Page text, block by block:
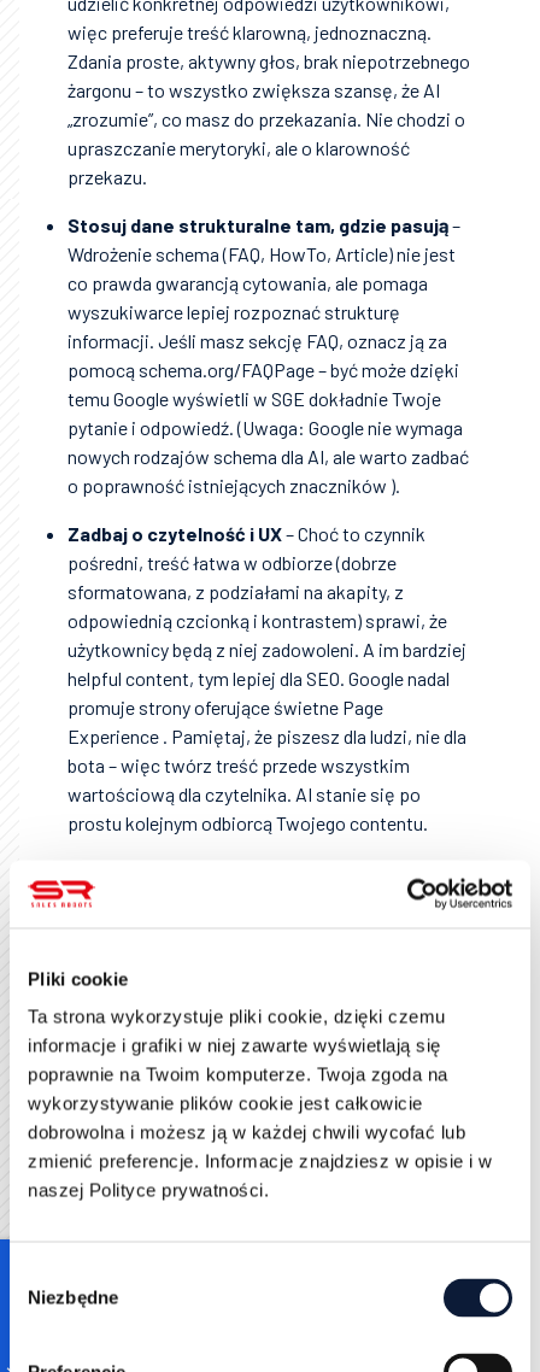
Pliki cookie
Ta strona wykorzystuje pliki cookie, dzięki czemu
informacje i grafiki w niej zawarte wyświetlają się
poprawnie na Twoim komputerze. Twoja zgoda na
wykorzystywanie plików cookie jest całkowicie
dobrowolna i możesz ją w każdej chwili wycofać lub
zmienić preferencje. Informacje znajdziesz w opisie i w
naszej Polityce prywatności.
Selection
Niezbędne
więc preferuje treść klarowną, jednoznaczną.
Zdania proste, aktywny głos, brak niepotrzebnego
żargonu – to wszystko zwiększa szansę, że AI
„zrozumie”, co masz do przekazania. Nie chodzi o
upraszczanie merytoryki, ale o klarowność
przekazu.
Stosuj dane strukturalne tam, gdzie pasują–
Wdrożenie schema (FAQ, HowTo, Article) nie jest
co prawda gwarancją cytowania, ale pomaga
wyszukiwarce lepiej rozpoznać strukturę
informacji. Jeśli masz sekcję FAQ, oznacz ją za
pomocą schema.org/FAQPage – być może dzięki
temu Google wyświetli w SGE dokładnie Twoje
pytanie i odpowiedź. (Uwaga: Google nie wymaga
nowych rodzajów schema dla AI, ale warto zadbać
o poprawność istniejących znaczników ).
Zadbaj o czytelność i UX– Choć to czynnik
pośredni, treść łatwa w odbiorze (dobrze
sformatowana, z podziałami na akapity, z
odpowiednią czcionką i kontrastem) sprawi, że
użytkownicy będą z niej zadowoleni. A im bardziej
helpful content, tym lepiej dla SEO. Google nadal
promuje strony oferujące świetne Page
Experience . Pamiętaj, że piszesz dla ludzi, nie dla
bota – więc twórz treść przede wszystkim
wartościową dla czytelnika. AI stanie się po
prostu kolejnym odbiorcą Twojego contentu.
prawdopodobieństwo, że Twoja strona pojawi się w
spełnienie wszystkich warunków nie oznacza, że
Google na pewno Cię zacytuje (sam Google przyznaje,
że spełnienie wymogów nie gwarantuje indeksacji ani
wyświetlenia ). Jednak tworząc treści pomocne,
konkretne i wiarygodne, wygrywasz podwójnie:
zyskujesz szansę na snippet/cytowanie oraz
budujesz zadowolenie użytkowników, niezależnie od
kanału.
contentu pod AI jest pisanie tzw. akapitu